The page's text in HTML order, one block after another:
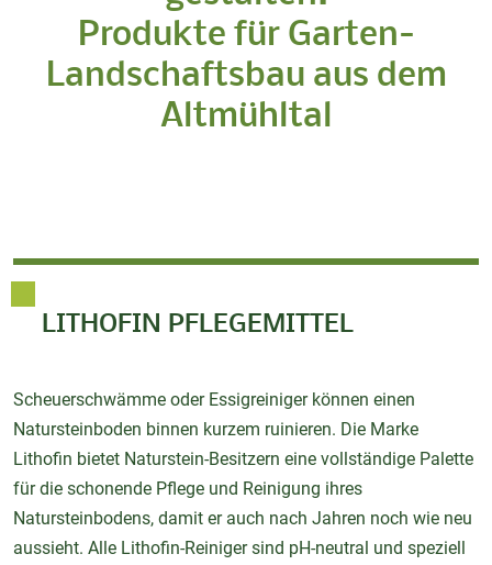
Produkte für Garten-
Landschaftsbau aus dem
Altmühltal
LITHOFIN PFLEGEMITTEL
Scheuerschwämme oder Essigreiniger können einen
Natursteinboden binnen kurzem ruinieren. Die Marke
Lithofin bietet Naturstein-Besitzern eine vollständige Palette
für die schonende Pflege und Reinigung ihres
Natursteinbodens, damit er auch nach Jahren noch wie neu
aussieht. Alle Lithofin-Reiniger sind pH-neutral und speziell